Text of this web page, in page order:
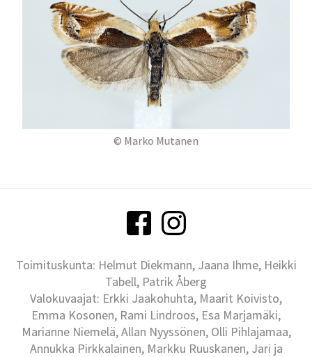
© Marko Mutanen
Toimituskunta: Helmut Diekmann, Jaana Ihme, Heikki
Tabell, Patrik Åberg
Valokuvaajat: Erkki Jaakohuhta, Maarit Koivisto,
Emma Kosonen, Rami Lindroos, Esa Marjamäki,
Marianne Niemelä, Allan Nyyssönen, Olli Pihlajamaa,
Annukka Pirkkalainen, Markku Ruuskanen, Jari ja